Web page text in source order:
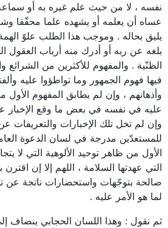
نفسه ، لا من حيث علم غيره به أو
عساه أن يعلمه أو يشهده علما محقّقا
يليق بحاله . وموجب هذا الطلب علوّ
بلغه عن ربه أو أدرك منه أرباب العقول
الظنّية . والمفهوم للأكثرين من الشرائع
فيها فهوم الجمهور وما تواطؤوا عليه
وأذهانهم ، وإن لم يطابق المفهوم الأول
عليه في نفسه في بعض ما وقع الإخبار
وإن لم تخل تلك الإخبارات والتعريفات
للمستعدّين مدرجة في لسان الدعوة
الأول من ظاهر توحيد الألوهية التي لا
التي عهدتها السلامة ، اللهم إلا إن اقترن
صالحة بتوجّهات واستحضارات ناتجة
لما هو الأمر عليه .
ثم نقول : وهذا اللسان الحجابي ينضاف